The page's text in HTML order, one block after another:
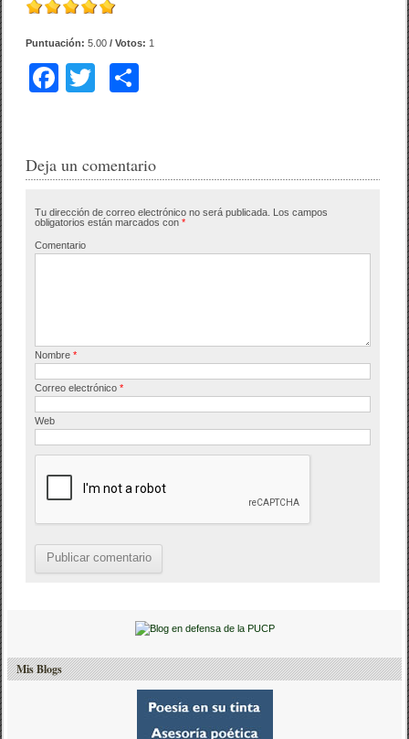
Puntuación:5.00 / Votos: 1
F
e
o
o
er p
tir
Deja un comentario
Tu dirección de correo electrónico no será publicada. Los campos
obligatorios están marcados con*
Comentario
Nombre*
Correo electrónico*
Web
Mis Blogs